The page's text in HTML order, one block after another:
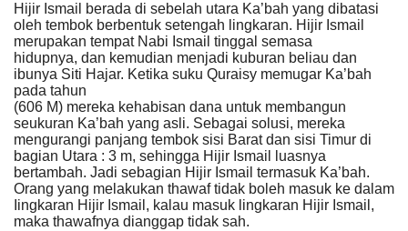
Hijir Ismail berada di sebelah utara Ka’bah yang dibatasi
oleh tembok berbentuk setengah lingkaran. Hijir Ismail
merupakan tempat Nabi Ismail tinggal semasa
hidupnya, dan kemudian menjadi kuburan beliau dan
ibunya Siti Hajar. Ketika suku Quraisy memugar Ka’bah
pada tahun
(606 M) mereka kehabisan dana untuk membangun
seukuran Ka’bah yang asli. Sebagai solusi, mereka
mengurangi panjang tembok sisi Barat dan sisi Timur di
bagian Utara : 3 m, sehingga Hijir Ismail luasnya
bertambah. Jadi sebagian Hijir Ismail termasuk Ka’bah.
Orang yang melakukan thawaf tidak boleh masuk ke dalam
Iingkaran Hijir Ismail, kalau masuk lingkaran Hijir Ismail,
maka thawafnya dianggap tidak sah.